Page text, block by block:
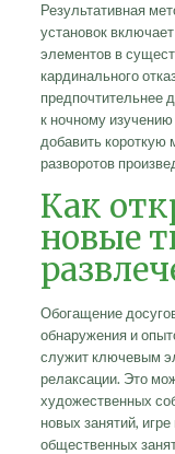
Результативная
установок
элементов в
кардинального
предпочтительнее
к ночному
добавить короткую
разворотов
Как
новые
Обогащение
обнаружения и
служит ключевым
релаксации. Это
художественных
новых занятий,
общественных